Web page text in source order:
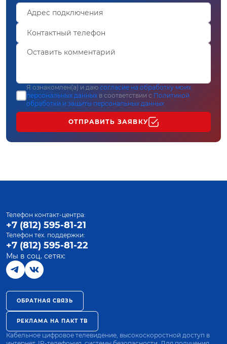
Я ознакомлен(а) и даю согласие на обработку моих
персональных данных в соответствии с Политикой
обработки и защиты персональных данных
ОТПРАВИТЬ ЗАЯВКУ
Телефон контакт-центра:
+7 (812) 595-81-21
Телефон тех. поддержки:
+7 (812) 595-81-22
Мы в соц. сетях:
ОБРАТНАЯ СВЯЗЬ
РЕКЛАМА НА ПАКТ ТВ
Кабельное цифровое телевидение, высокоскоростной доступ в